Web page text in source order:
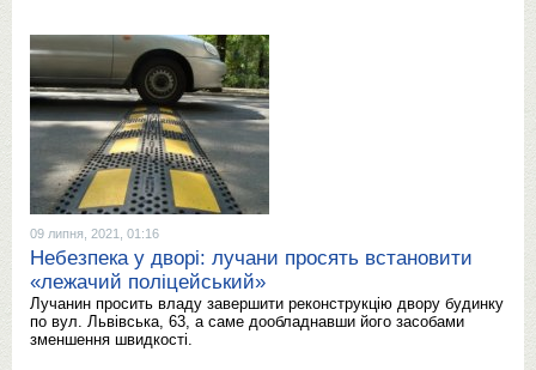
09 липня, 2021, 01:16
Небезпека у дворі: лучани просять встановити
«лежачий поліцейський»
Лучанин просить владу завершити реконструкцію двору будинку
по вул. Львівська, 63, а саме дообладнавши його засобами
зменшення швидкості.